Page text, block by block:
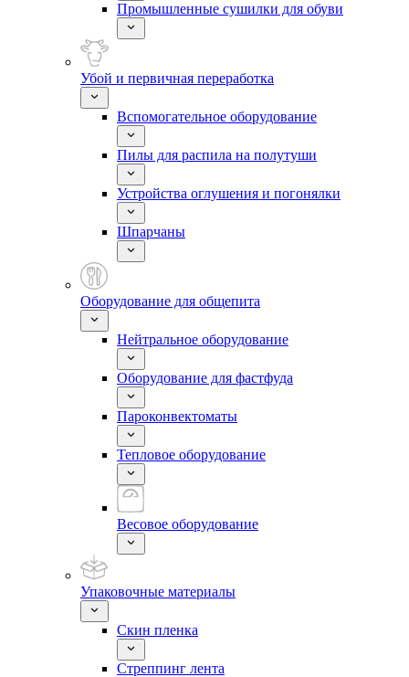
Промышленные сушилки для обуви
Убой и первичная переработка
Вспомогательное оборудование
Пилы для распила на полутуши
Устройства оглушения и погонялки
Шпарчаны
Оборудование для общепита
Нейтральное оборудование
Оборудование для фастфуда
Пароконвектоматы
Тепловое оборудование
Весовое оборудование
Упаковочные материалы
Скин пленка
Стреппинг лента